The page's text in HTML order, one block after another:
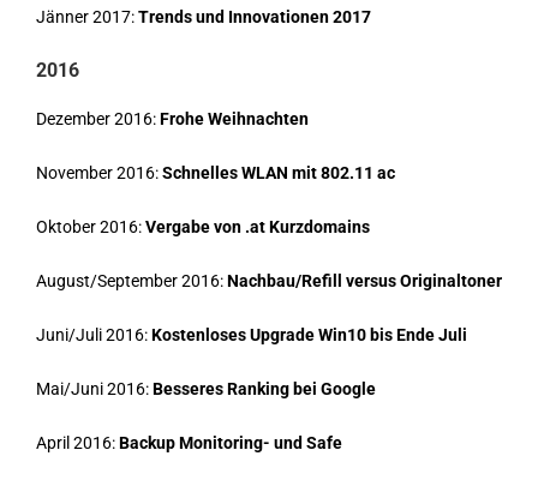
Jänner 2017:Trends und Innovationen 2017
2016
Dezember 2016:Frohe Weihnachten
November 2016:Schnelles WLAN mit 802.11 ac
Oktober 2016:Vergabe von .at Kurzdomains
August/September 2016:Nachbau/Refill versus Originaltoner
Juni/Juli 2016:Kostenloses Upgrade Win10 bis Ende Juli
Mai/Juni 2016:Besseres Ranking bei Google
April 2016:Backup Monitoring- und Safe